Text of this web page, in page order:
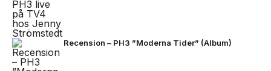
Recension – PH3 ”Moderna Tider” (Album)